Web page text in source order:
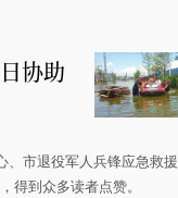
协助
、市退役军人兵锋应急救援
得到众多读者点赞。